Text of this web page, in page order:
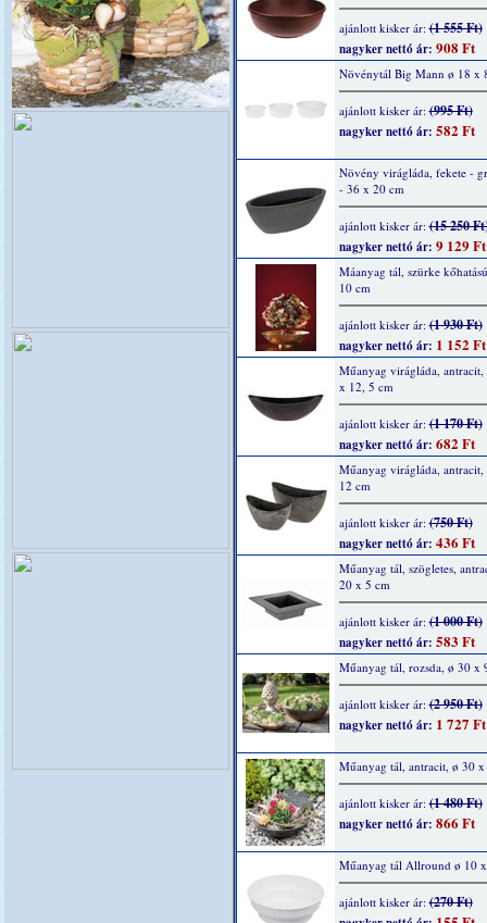
ajánlott kisker ár:(1 555 Ft)
nagyker nettó ár: 908 Ft
Növénytál Big Mann ø 18 x
ajánlott kisker ár:(995 Ft)
nagyker nettó ár: 582 Ft
Növény virágláda, fekete -
- 36 x 20 cm
ajánlott kisker ár:(15 250
nagyker nettó ár: 9 129 Ft
Máanyag tál, szürke
10 cm
ajánlott kisker ár:(1 930 Ft)
nagyker nettó ár: 1 152 Ft
Műanyag virágláda,
x 12, 5 cm
ajánlott kisker ár:(1 170 Ft)
nagyker nettó ár: 682 Ft
Műanyag virágláda,
12 cm
ajánlott kisker ár:(750 Ft)
nagyker nettó ár: 436 Ft
Műanyag tál, szögletes,
20 x 5 cm
ajánlott kisker ár:(1 000 Ft)
nagyker nettó ár: 583 Ft
Műanyag tál, rozsda, ø 30 x
ajánlott kisker ár:(2 950 Ft)
nagyker nettó ár: 1 727 Ft
Műanyag tál, antracit, ø 30
ajánlott kisker ár:(1 480 Ft)
nagyker nettó ár: 866 Ft
Műanyag tál Allround ø 10
ajánlott kisker ár:(270 Ft)